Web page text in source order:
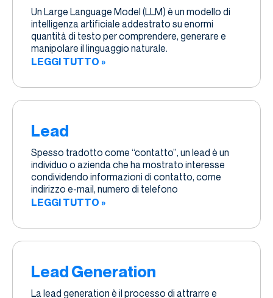
Un Large Language Model (LLM) è un modello di
intelligenza artificiale addestrato su enormi
quantità di testo per comprendere, generare e
manipolare il linguaggio naturale.
LEGGI TUTTO »
Lead
Spesso tradotto come “contatto”, un lead è un
individuo o azienda che ha mostrato interesse
condividendo informazioni di contatto, come
indirizzo e-mail, numero di telefono
LEGGI TUTTO »
Lead Generation
La lead generation è il processo di attrarre e